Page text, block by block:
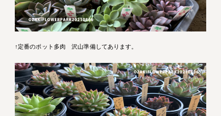
↑定番のポット多肉 沢山準備してあります。